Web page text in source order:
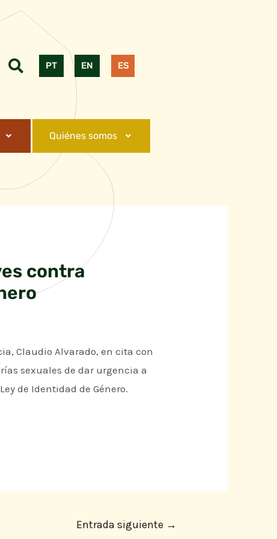
PT EN ES
Quiénes somos
contra
Claudio Alvarado, en cita con
sexuales de dar urgencia a
de Identidad de Género.
Entrada siguiente →